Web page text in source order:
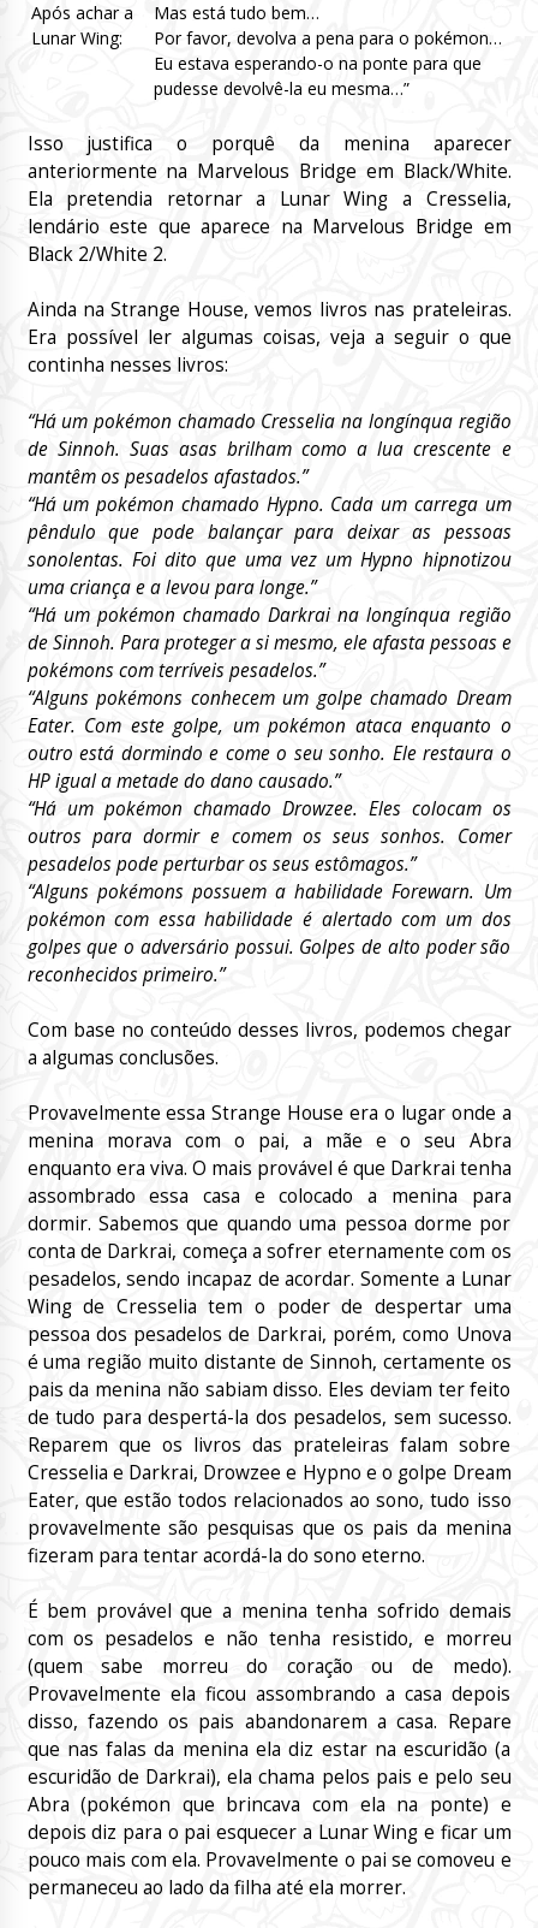
Após achar a
Lunar Wing:
Mas está tudo bem…
Por favor, devolva a pena para o pokémon…
Eu estava esperando-o na ponte para que
pudesse devolvê-la eu mesma…”
Isso justifica o porquê da menina aparecer
anteriormente na Marvelous Bridge em Black/White.
Ela pretendia retornar a Lunar Wing a Cresselia,
lendário este que aparece na Marvelous Bridge em
Black 2/White 2.
Ainda na Strange House, vemos livros nas prateleiras.
Era possível ler algumas coisas, veja a seguir o que
continha nesses livros:
“Há um pokémon chamado Cresselia na longínqua região
de Sinnoh. Suas asas brilham como a lua crescente e
mantêm os pesadelos afastados.”
“Há um pokémon chamado Hypno. Cada um carrega um
pêndulo que pode balançar para deixar as pessoas
sonolentas. Foi dito que uma vez um Hypno hipnotizou
uma criança e a levou para longe.”
“Há um pokémon chamado Darkrai na longínqua região
de Sinnoh. Para proteger a si mesmo, ele afasta pessoas e
pokémons com terríveis pesadelos.”
“Alguns pokémons conhecem um golpe chamado Dream
Eater. Com este golpe, um pokémon ataca enquanto o
outro está dormindo e come o seu sonho. Ele restaura o
HP igual a metade do dano causado.”
“Há um pokémon chamado Drowzee. Eles colocam os
outros para dormir e comem os seus sonhos. Comer
pesadelos pode perturbar os seus estômagos.”
“Alguns pokémons possuem a habilidade Forewarn. Um
pokémon com essa habilidade é alertado com um dos
golpes que o adversário possui. Golpes de alto poder são
reconhecidos primeiro.”
Com base no conteúdo desses livros, podemos chegar
a algumas conclusões.
Provavelmente essa Strange House era o lugar onde a
menina morava com o pai, a mãe e o seu Abra
enquanto era viva. O mais provável é que Darkrai tenha
assombrado essa casa e colocado a menina para
dormir. Sabemos que quando uma pessoa dorme por
conta de Darkrai, começa a sofrer eternamente com os
pesadelos, sendo incapaz de acordar. Somente a Lunar
Wing de Cresselia tem o poder de despertar uma
pessoa dos pesadelos de Darkrai, porém, como Unova
é uma região muito distante de Sinnoh, certamente os
pais da menina não sabiam disso. Eles deviam ter feito
de tudo para despertá-la dos pesadelos, sem sucesso.
Reparem que os livros das prateleiras falam sobre
Cresselia e Darkrai, Drowzee e Hypno e o golpe Dream
Eater, que estão todos relacionados ao sono, tudo isso
provavelmente são pesquisas que os pais da menina
fizeram para tentar acordá-la do sono eterno.
É bem provável que a menina tenha sofrido demais
com os pesadelos e não tenha resistido, e morreu
(quem sabe morreu do coração ou de medo).
Provavelmente ela ficou assombrando a casa depois
disso, fazendo os pais abandonarem a casa. Repare
que nas falas da menina ela diz estar na escuridão (a
escuridão de Darkrai), ela chama pelos pais e pelo seu
Abra (pokémon que brincava com ela na ponte) e
depois diz para o pai esquecer a Lunar Wing e ficar um
pouco mais com ela. Provavelmente o pai se comoveu e
permaneceu ao lado da filha até ela morrer.